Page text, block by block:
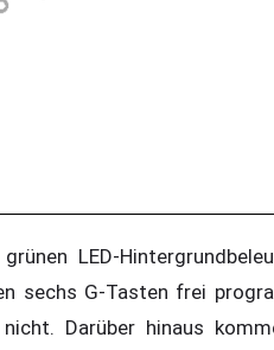
LED-
sechs G-Tasten frei
Darüber hinaus